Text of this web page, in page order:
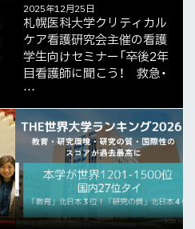
2025年12月25日
札幌医科大学クリティカル
ケア看護研究会主催の看護
学生向けセミナー「卒後2年
目看護師に聞こう！ 救急・
…